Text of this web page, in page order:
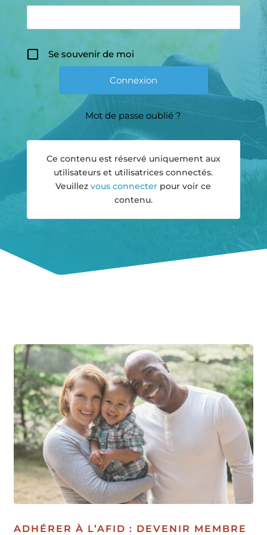
Se souvenir de moi
Mot de passe oublié ?
Ce contenu est réservé uniquement aux
utilisateurs et utilisatrices connectés.
Veuillezvous connecter pour voir ce
contenu.
ADHÉRER À L’AFID : DEVENIR MEMBRE